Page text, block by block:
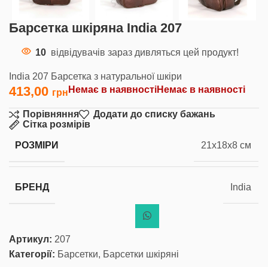
Барсетка шкіряна India 207
10 відвідувачів зараз дивляться цей продукт!
India 207 Барсетка з натуральної шкіри
413,00 Немає в наявностіНемає в наявності
Порівняння
Додати до списку бажань
Сітка розмірів
РОЗМІРИ 21x18x8 см
БРЕНД India
Артикул: 207
Категорії: Барсетки, Барсетки шкіряні